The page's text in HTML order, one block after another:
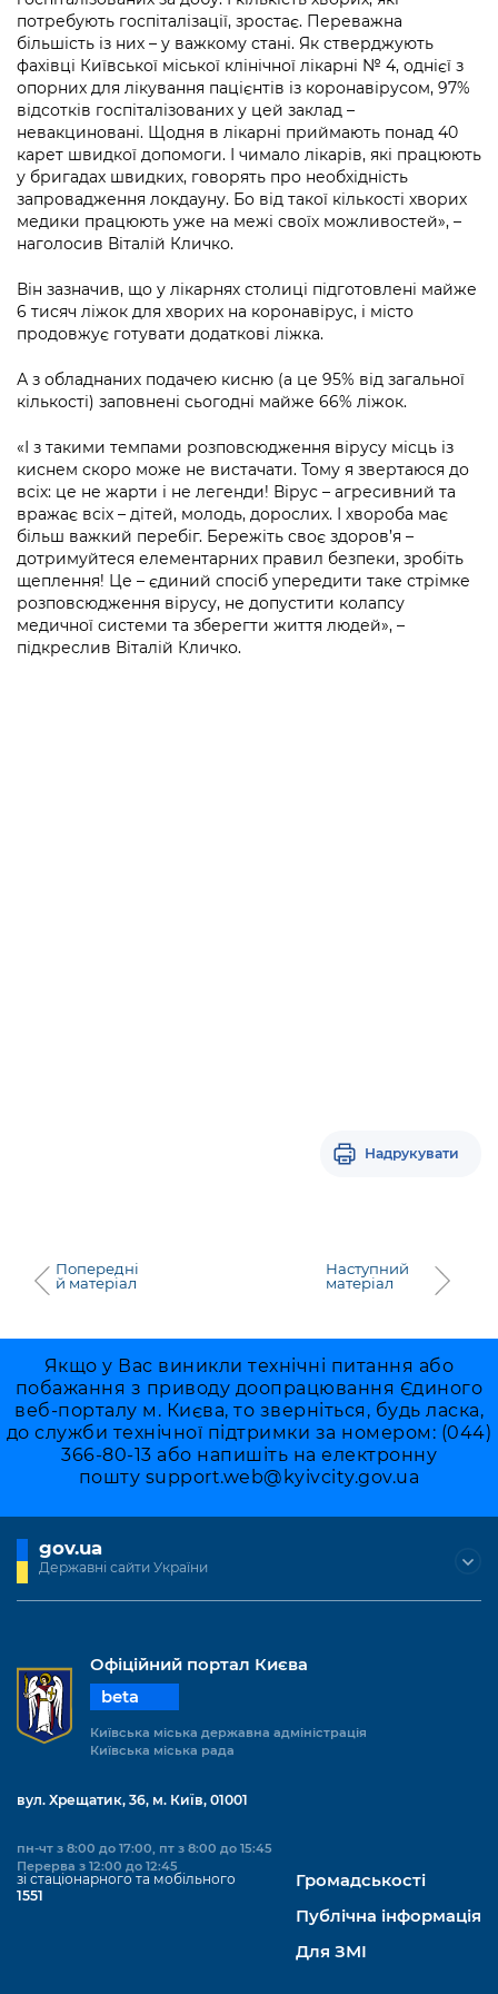
Підприємства, установи, організації
Kyiv International Relations
Річні звіти
Гендерна політика
Безбар'єрність
Київська міська військова адміністрація
Портал Захисників та Захисниць
Безбар'єрність
Портал послуг
Міський застосунок Київ Цифровий
Важливе під час воєнного стану
Уряд» – місцевий рівень»
Важливе під час воєнного стану
Про відкриті дані
Портал даних Києва
Публічні дашборди
потребують госпіталізації, зростає. Переважна
більшість із них – у важкому стані. Як стверджують
фахівці Київської міської клінічної лікарні № 4, однієї з
опорних для лікування пацієнтів із коронавірусом, 97%
відсотків госпіталізованих у цей заклад –
невакциновані. Щодня в лікарні приймають понад 40
карет швидкої допомоги. І чимало лікарів, які працюють
у бригадах швидких, говорять про необхідність
запровадження локдауну. Бо від такої кількості хворих
медики працюють уже на межі своїх можливостей», –
наголосив Віталій Кличко.
Він зазначив, що у лікарнях столиці підготовлені майже
6 тисяч ліжок для хворих на коронавірус, і місто
продовжує готувати додаткові ліжка.
А з обладнаних подачею кисню (а це 95% від загальної
кількості) заповнені сьогодні майже 66% ліжок.
«І з такими темпами розповсюдження вірусу місць із
киснем скоро може не вистачати. Тому я звертаюся до
всіх: це не жарти і не легенди! Вірус – агресивний та
вражає всіх – дітей, молодь, дорослих. І хвороба має
більш важкий перебіг. Бережіть своє здоров’я –
дотримуйтеся елементарних правил безпеки, зробіть
щеплення! Це – єдиний спосіб упередити таке стрімке
розповсюдження вірусу, не допустити колапсу
медичної системи та зберегти життя людей», –
підкреслив Віталій Кличко.
Надрукувати
Попередні
й матеріал
Наступний
матеріал
Якщо у Вас виникли технічні питання або
побажання з приводу доопрацювання Єдиного
веб-порталу м. Києва, то зверніться, будь ласка,
до служби технічної підтримки за номером: (044)
366-80-13 або напишіть на електронну
пошту support.web@kyivcity.gov.ua
gov.ua
Державні сайти України
Офіційний портал Києва
beta
Київська міська державна адміністрація
Київська міська рада
вул. Хрещатик, 36, м. Київ, 01001
пн-чт з 8:00 до 17:00, пт з 8:00 до 15:45
Перерва з 12:00 до 12:45
зі стаціонарного та мобільного
1551
Громадськості
Публічна інформація
Для ЗМІ